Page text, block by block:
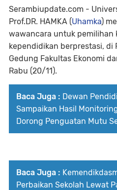
Serambiupdate.com -
Prof.DR. HAMKA (Uhamka)
wawancara untuk pemilihan
kependidikan berprestasi, di
Gedung Fakultas Ekonomi
Rabu (20/11).
Baca Juga : Dewan
Sampaikan Hasil
Dorong Penguatan Mutu
Baca Juga :
Perbaikan Sekolah Lewat